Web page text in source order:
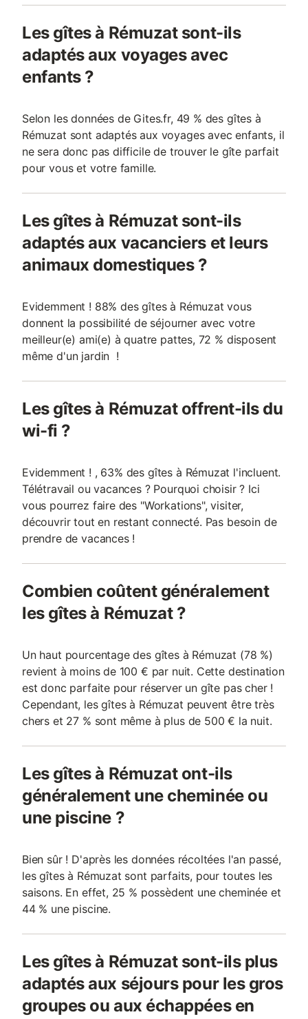
Les gîtes à Rémuzat sont-ils
adaptés aux voyages avec
enfants ?
Selon les données de Gites.fr, 49 % des gîtes à
Rémuzat sont adaptés aux voyages avec enfants, il
ne sera donc pas difficile de trouver le gîte parfait
pour vous et votre famille.
Les gîtes à Rémuzat sont-ils
adaptés aux vacanciers et leurs
animaux domestiques ?
Evidemment ! 88% des gîtes à Rémuzat vous
donnent la possibilité de séjourner avec votre
meilleur(e) ami(e) à quatre pattes, 72 % disposent
même d'un jardin !
Les gîtes à Rémuzat offrent-ils du
wi-fi ?
Evidemment ! , 63% des gîtes à Rémuzat l'incluent.
Télétravail ou vacances ? Pourquoi choisir ? Ici
vous pourrez faire des "Workations", visiter,
découvrir tout en restant connecté. Pas besoin de
prendre de vacances !
Combien coûtent généralement
les gîtes à Rémuzat ?
Un haut pourcentage des gîtes à Rémuzat (78 %)
revient à moins de 100 € par nuit. Cette destination
est donc parfaite pour réserver un gîte pas cher !
Cependant, les gîtes à Rémuzat peuvent être très
chers et 27 % sont même à plus de 500 € la nuit.
Les gîtes à Rémuzat ont-ils
généralement une cheminée ou
une piscine ?
Bien sûr ! D'après les données récoltées l'an passé,
les gîtes à Rémuzat sont parfaits, pour toutes les
saisons. En effet, 25 % possèdent une cheminée et
44 % une piscine.
Les gîtes à Rémuzat sont-ils plus
adaptés aux séjours pour les gros
groupes ou aux échappées en